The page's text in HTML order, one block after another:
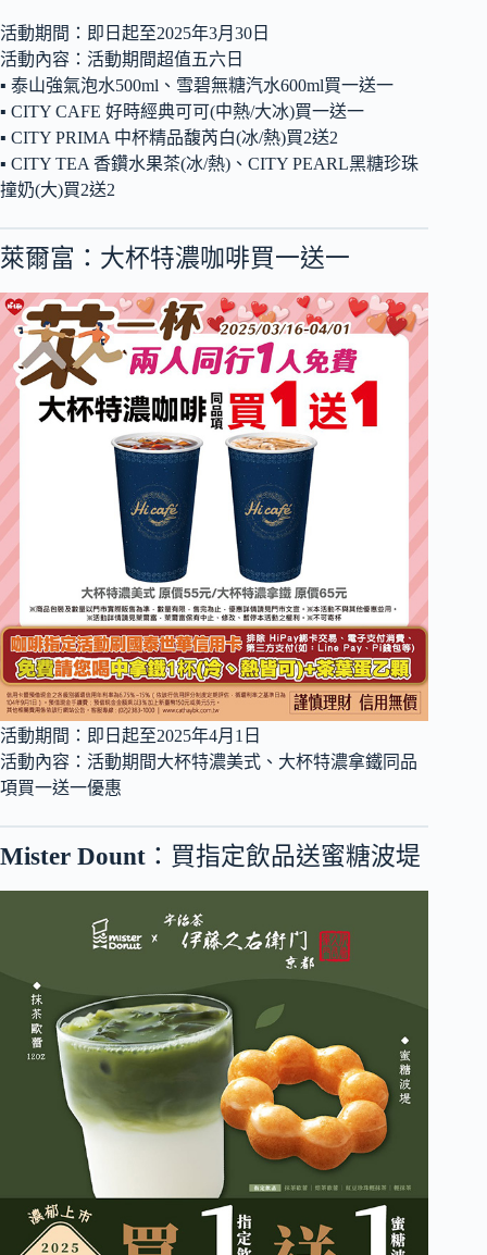
活動期間：即日起至2025年3月30日
活動內容：活動期間超值五六日
▪ 泰山強氣泡水500ml、雪碧無糖汽水600ml買一送一
▪ CITY CAFE 好時經典可可(中熱/大冰)買一送一
▪ CITY PRIMA 中杯精品馥芮白(冰/熱)買2送2
▪ CITY TEA 香鑽水果茶(冰/熱)、CITY PEARL黑糖珍珠
撞奶(大)買2送2
萊爾富：大杯特濃咖啡買一送一
活動期間：即日起至2025年4月1日
活動內容：活動期間大杯特濃美式、大杯特濃拿鐵同品
項買一送一優惠
Mister Dount ：買指定飲品送蜜糖波堤